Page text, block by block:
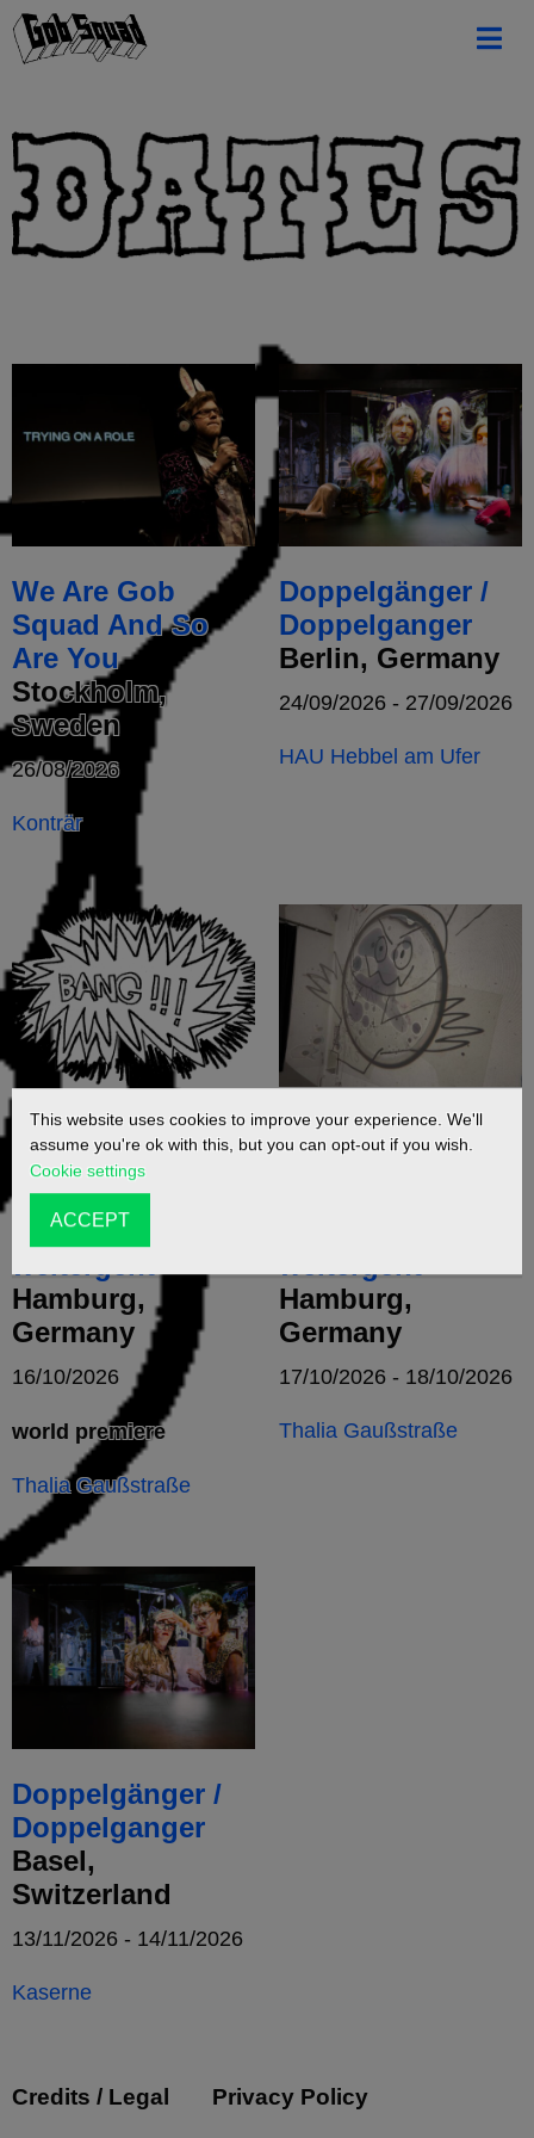
We Are Gob
Squad And So
Are You
Stockholm,
Sweden
26/08/2026
Konträr
Doppelgänger /
Doppelganger
Berlin, Germany
24/09/2026 - 27/09/2026
HAU Hebbel am Ufer
Das Wutschwert
muss man
herausziehen,
bevor es
weitergeht
Hamburg,
Germany
16/10/2026
world premiere
Thalia Gaußstraße
Das Wutschwert
muss man
weitergeht
Hamburg,
Germany
17/10/2026 - 18/10/2026
Thalia Gaußstraße
Doppelgänger /
Doppelganger
Basel,
Switzerland
13/11/2026 - 14/11/2026
Kaserne
Credits / Legal Privacy Policy
This website uses cookies to improve your experience. We'll
assume you're ok with this, but you can opt-out if you wish.
Cookie settings
ACCEPT